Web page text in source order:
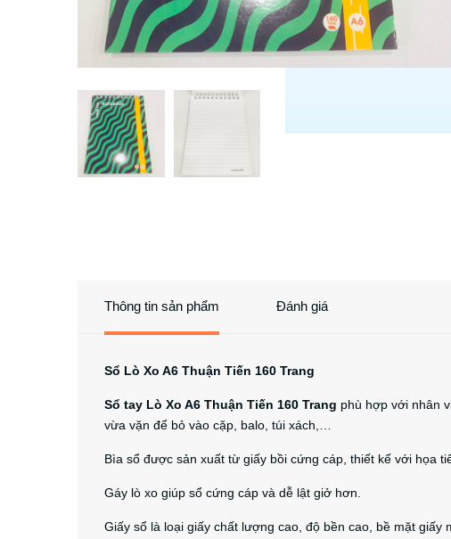
Thông tin sản phẩm Đánh giá
Sổ Lò Xo A6 Thuận Tiến 160 Trang
Sổ tay Lò Xo A6 Thuận Tiến 160 Trang phù hợp với nhân
vừa vặn để bỏ vào cặp, balo, túi xách,…
Bìa sổ được sản xuất từ giấy bồi cứng cáp, thiết kế với họa
Gáy lò xo giúp sổ cứng cáp và dễ lật giở hơn.
Giấy sổ là loại giấy chất lượng cao, độ bền cao, bề mặt